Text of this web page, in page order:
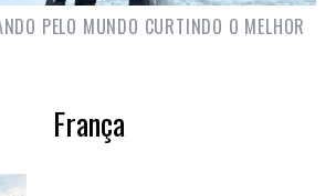
PELO MUNDO CURTINDO O MELHOR
França